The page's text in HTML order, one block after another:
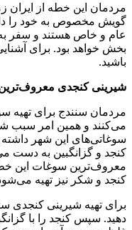
مردمان این خطه از ایران
گویش مخصوص به خود را
عام و خاص هستند و سفر
بخش خواهد بود. برای
باشید.
شیرینی کنجدی
مردمان سنندج برای تهیه
می‌کنند و همین امر سبب
سوغاتی‌های این شهر
کنجد و گزانگبین به دست
معروف‌ترین سوغات این
کنجد و شکر نیز تهیه
برای تهیه شیرینی کنجدی
دهید. سپس کنجد را با